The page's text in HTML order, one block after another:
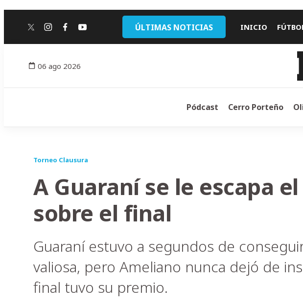
twitterinstagram
facebook
youtube ÚLTIMAS NOTICIAS INICIO
06 ago 2026
Pódcast Cerro Porteño
Torneo Clausura
A Guaraní se le escapa
sobre el final
Guaraní estuvo a segundos de
valiosa, pero Ameliano nunca dejó de
final tuvo su premio.